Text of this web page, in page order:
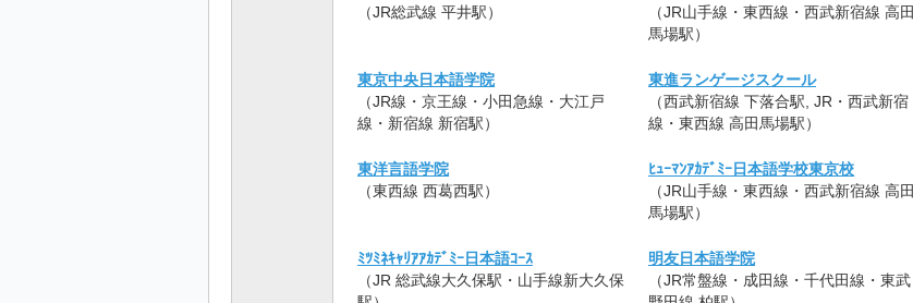
（JR総武線 平井駅）
（JR山手線・東西線・西武新宿線 高田
馬場駅）
東京中央日本語学院
（JR線・京王線・小田急線・大江戸
線・新宿線 新宿駅）
東進ランゲージスクール
（西武新宿線 下落合駅, JR・西武新宿
線・東西線 高田馬場駅）
東洋言語学院
（東西線 西葛西駅）
ﾋｭｰﾏﾝｱｶﾃﾞﾐｰ日本語学校東京校
（JR山手線・東西線・西武新宿線 高田
馬場駅）
ﾐﾂﾐﾈｷｬﾘｱｱｶﾃﾞﾐｰ日本語ｺｰｽ
（JR 総武線大久保駅・山手線新大久保
明友日本語学院
（JR常盤線・成田線・千代田線・東武